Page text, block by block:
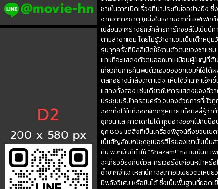
ชายในฉากเปิดเรื่องที่น่าประทับใจอย่างยิ่ง
จากอากาศธาตุ (หนึ่งในหลายฉากที่เอฟเฟ
เปลี่ยนจากร่างยักษ์คล้ายการ์กอยล์ไปเป็นปี
ตามล่าชาแซม โดยไม่รู้ว่าชาแซมเป็นเด็กห
รุ่นทุกครั้งที่บิลลี่เปิดใช้งานตัวตนของชาแซม
แทนที่จะแสดงตัวตนออกมาเหมือนผู้ใหญ่ที่ตื่
เกี่ยวกับการค้นพบตัวเองของชาแซมก็ใช้ได้
ตลกอย่างน่าสังเกต แต่จะเห็นได้ว่าฉากแอ็ก
แสดงทั้งสอง เช่นเดียวกับการแสดงของลีวา
ประชุมบริษัทครอบครัว จบลงด้วยการที่หัว
จอดทิ้งไว้ในที่จอดผิดกฎหมาย เมื่อบิลลี่รู้ว่า
ซุกซน และคาดเดาไม่ได้ คุณอาจออกไปกิน
ยุค 80s แต่สิ่งที่เป็นเครื่องพิสูจน์ถึงขอบเข
เป็นสัญลักษณ์ชุดซูเปอร์ฮีโร่ของเขานั้นเป็น
กัน พวกมันก็ทำให้ “Shazam!” กลายเป็นภ
จะเกี่ยวข้องกับตัวละครเวอร์ชันก่อนหน้าหรื
ซ้ำซากจำเจ เหล่าปีศาจสีเทาอมเขียวตัวเห
มีพลังวิเศษ หรือบินได้ ซึ่งเป็นพื้นฐานที่ยอดเ